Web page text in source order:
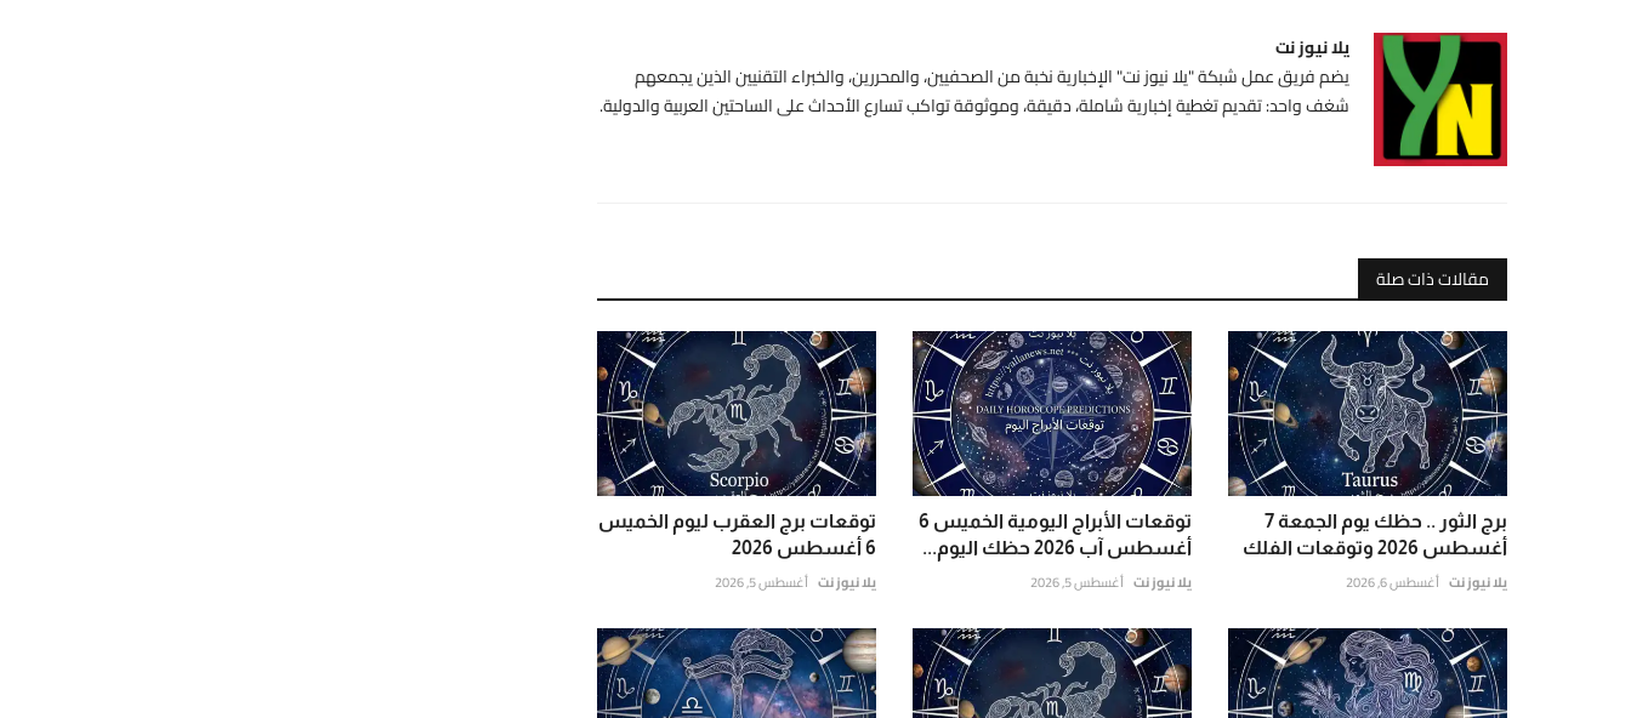
يلا نيوز نت
يضم فريق عمل شبكة "يلا نيوز نت" الإخبارية نخبة من الصحفيين، والمحررين، والخبراء التقنيين الذين يجمعهم
شغف واحد: تقديم تغطية إخبارية شاملة، دقيقة، وموثوقة تواكب تسارع الأحداث على الساحتين العربية والدولية.
مقالات ذات صلة
برج الثور .. حظك يوم الجمعة 7
أغسطس 2026 وتوقعات الفلك
يلا نيوز نت أغسطس 6, 2026
توقعات الأبراج اليومية الخميس 6
أغسطس آب 2026 حظك اليوم...
يلا نيوز نت أغسطس 5, 2026
توقعات برج العقرب ليوم الخميس
6 أغسطس 2026
يلا نيوز نت أغسطس 5, 2026